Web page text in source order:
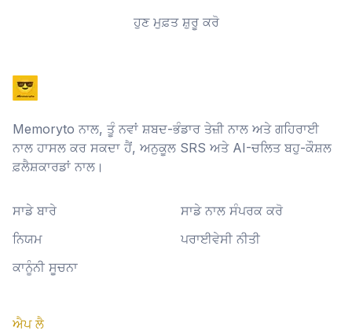
ਹੁਣ ਮੁਫ਼ਤ ਸ਼ੁਰੂ ਕਰੋ
Memoryto ਨਾਲ, ਤੂੰ ਨਵਾਂ ਸ਼ਬਦ-ਭੰਡਾਰ ਤੇਜ਼ੀ ਨਾਲ ਅਤੇ ਗਹਿਰਾਈ
ਨਾਲ ਹਾਸਲ ਕਰ ਸਕਦਾ ਹੈਂ, ਅਨੁਕੂਲ SRS ਅਤੇ AI-ਚਲਿਤ ਬਹੁ-ਕੌਸ਼ਲ
ਫ਼ਲੈਸ਼ਕਾਰਡਾਂ ਨਾਲ।
ਸਾਡੇ ਬਾਰੇ
ਸਾਡੇ ਨਾਲ ਸੰਪਰਕ ਕਰੋ
ਨਿਯਮ
ਪਰਾਈਵੇਸੀ ਨੀਤੀ
ਕਾਨੂੰਨੀ ਸੂਚਨਾ
ਐਪ ਲੈ